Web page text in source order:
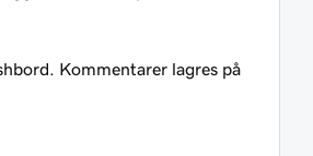
Kommentarer lagres på